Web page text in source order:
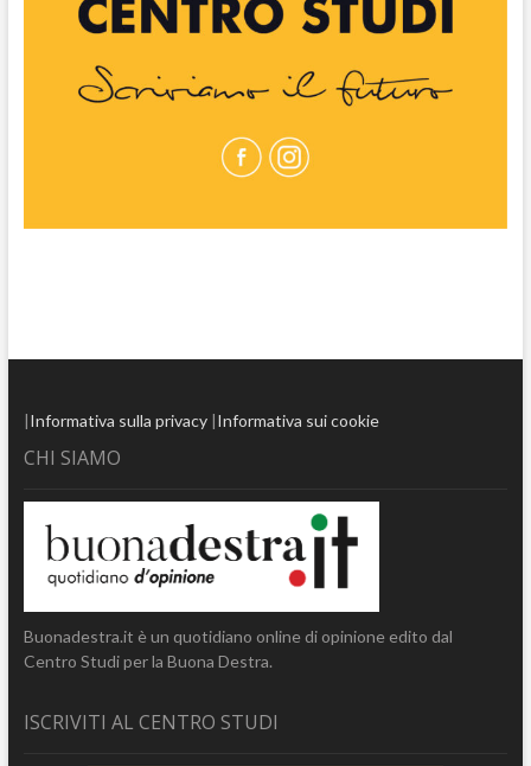
|Informativa sulla privacy|Informativa sui cookie
CHI SIAMO
Buonadestra.it è un quotidiano online di opinione edito dal
Centro Studi per la Buona Destra.
ISCRIVITI AL CENTRO STUDI